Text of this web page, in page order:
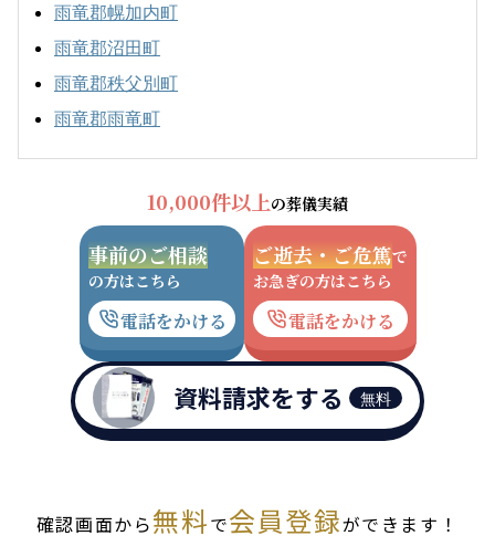
雨竜郡幌加内町
雨竜郡沼田町
雨竜郡秩父別町
雨竜郡雨竜町
10,000件以上の葬儀実績
事前のご相談
の方はこちら
電話をかける
ご逝去・ご危篤で
お急ぎの方はこちら
電話をかける
資料請求をする 無料
確認画面から無料で会員登録ができます！